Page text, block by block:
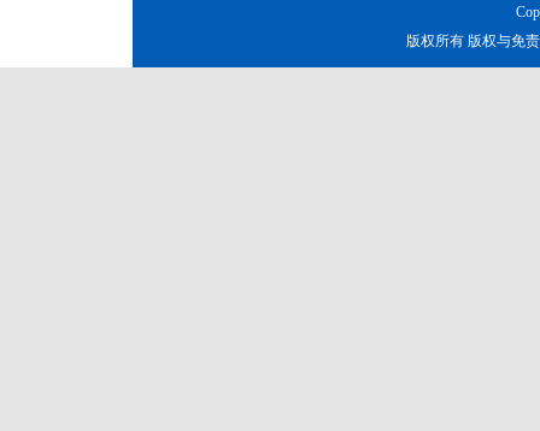
版权所有 版权与免